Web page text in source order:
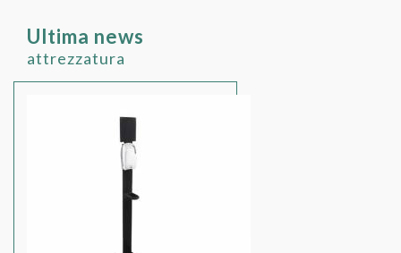
Ultima news
attrezzatura